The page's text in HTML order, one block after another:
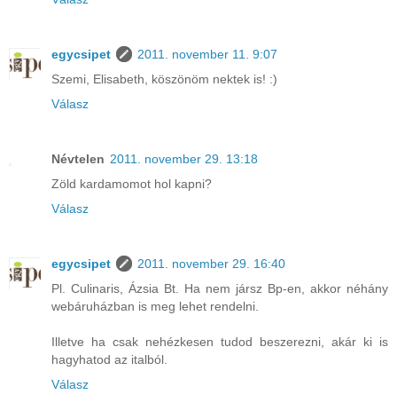
egycsipet
2011. november 11. 9:07
Szemi, Elisabeth, köszönöm nektek is! :)
Válasz
Névtelen 2011. november 29. 13:18
Zöld kardamomot hol kapni?
Válasz
egycsipet
2011. november 29. 16:40
Pl. Culinaris, Ázsia Bt. Ha nem jársz Bp-en, akkor néhány
webáruházban is meg lehet rendelni.
Illetve ha csak nehézkesen tudod beszerezni, akár ki is
hagyhatod az italból.
Válasz